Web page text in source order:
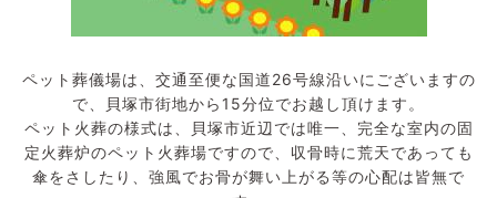
ペット葬儀場は、交通至便な国道26号線沿いにございますの
で、貝塚市街地から15分位でお越し頂けます。
ペット火葬の様式は、貝塚市近辺では唯一、完全な室内の固
定火葬炉のペット火葬場ですので、収骨時に荒天であっても
傘をさしたり、強風でお骨が舞い上がる等の心配は皆無で